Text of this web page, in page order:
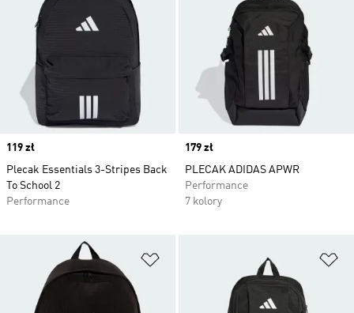
Price
119 zł
Plecak Essentials 3-Stripes Back
To School 2
Performance
Price
179 zł
PLECAK ADIDAS APWR
Performance
7 kolory
Dodaj do listy życzeń